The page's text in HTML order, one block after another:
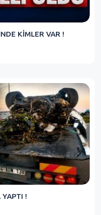
KİMLER VAR !
!